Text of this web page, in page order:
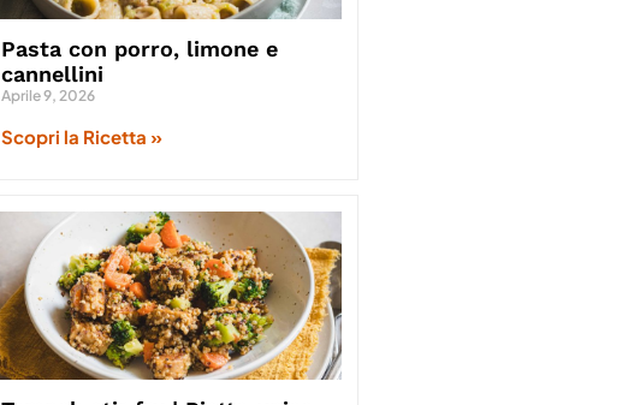
Pasta con porro, limone e
cannellini
Aprile 9, 2026
Scopri la Ricetta »